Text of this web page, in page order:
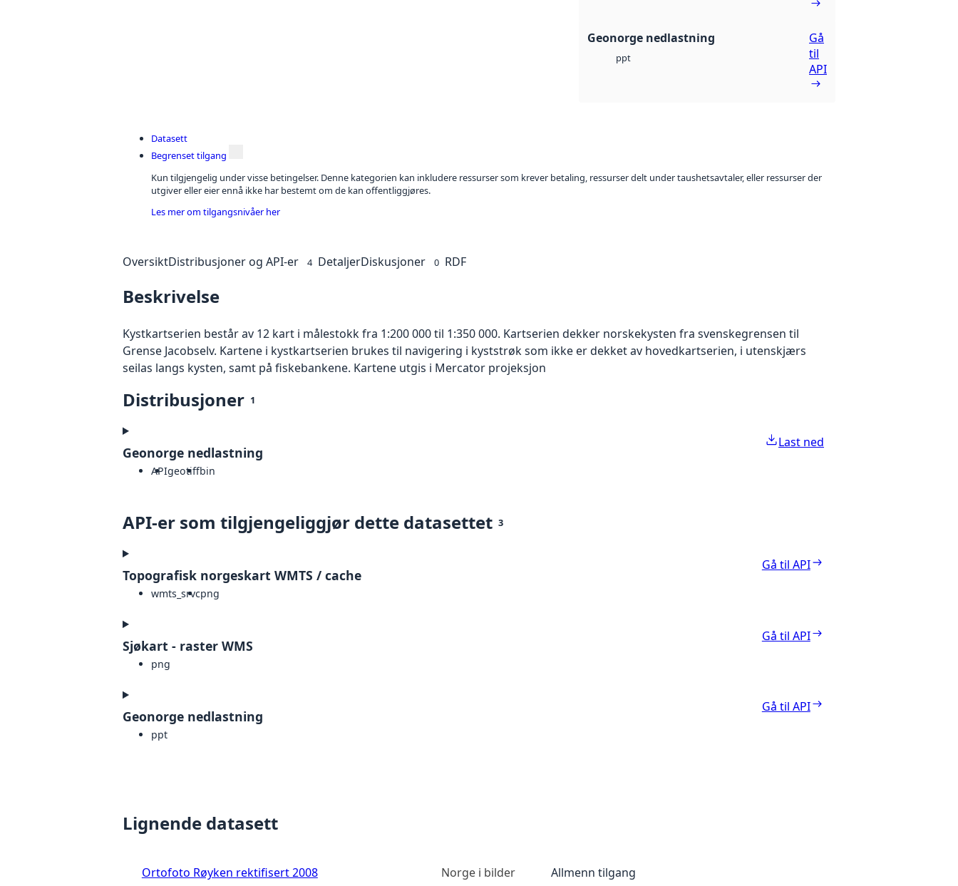
Geonorge nedlastning
ppt
Gå
til
API
Datasett
Begrenset tilgang
Kun tilgjengelig under visse betingelser. Denne kategorien kan inkludere ressurser som krever betaling, ressurser delt under taushetsavtaler, eller ressurser der
utgiver eller eier ennå ikke har bestemt om de kan offentliggjøres.
Les mer om tilgangsnivåer her
OversiktDistribusjoner og API-er 4 DetaljerDiskusjoner 0 RDF
Beskrivelse
Kystkartserien består av 12 kart i målestokk fra 1:200 000 til 1:350 000. Kartserien dekker norskekysten fra svenskegrensen til
Grense Jacobselv. Kartene i kystkartserien brukes til navigering i kyststrøk som ikke er dekket av hovedkartserien, i utenskjærs
seilas langs kysten, samt på fiskebankene. Kartene utgis i Mercator projeksjon
Distribusjoner 1
Geonorge nedlastning
APIgeotiffbin
Last ned
API-er som tilgjengeliggjør dette datasettet 3
Topografisk norgeskart WMTS / cache
wmts_srvcpng
Gå til API
Sjøkart - raster WMS
png
Gå til API
Geonorge nedlastning
ppt
Gå til API
Lignende datasett
Ortofoto Røyken rektifisert 2008 Norge i bilder Allmenn tilgang